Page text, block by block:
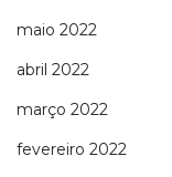
maio 2022
abril 2022
março 2022
fevereiro 2022